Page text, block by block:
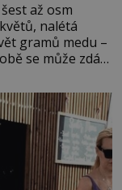
až osm
nalétá
gramů medu –
se může zdát
z